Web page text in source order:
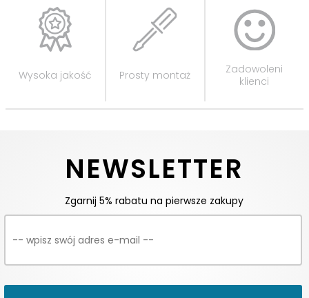
Wysoka jakość Prosty montaż
Zadowoleni
klienci
NEWSLETTER
Zgarnij 5% rabatu na pierwsze zakupy